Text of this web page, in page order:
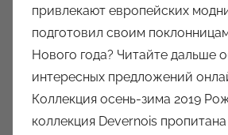
м
a
u
k
c
привлекают европейских
подготовил своим
Нового года? Читайте дальше
интересных предложений
Коллекция осень-зима 2019
коллекция Devernois